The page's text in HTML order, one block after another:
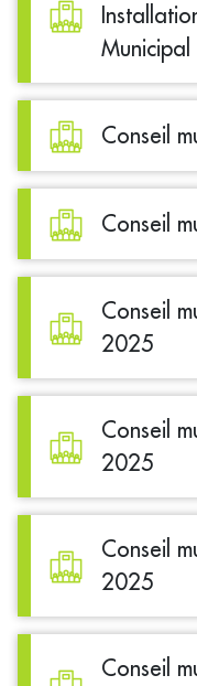
Municipal
Conseil
Conseil
Conseil
2025
Conseil
2025
Conseil
2025
Conseil